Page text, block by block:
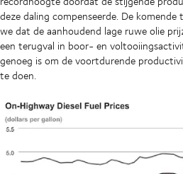
deze daling compenseerde. De
we dat de aanhoudend lage ruwe olie
een terugval in boor- en
genoeg is om de voortdurende
te doen.